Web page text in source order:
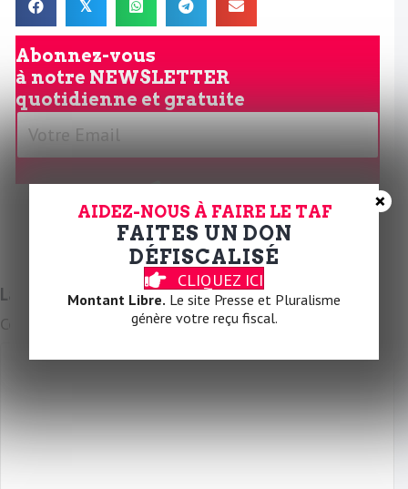
𝕏
Abonnez-vous
à notre NEWSLETTER
quotidienne et gratuite
r
JE M'ABONNE
Laissez un commentaire
Commentaire
AIDEZ-NOUS À FAIRE LE TAF
FAITES UN DON
DÉFISCALISÉ
CLIQUEZ ICI
Montant Libre. Le site Presse et Pluralisme
génère votre reçu fiscal.
×